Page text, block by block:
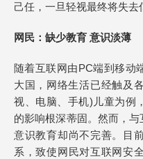
己任，一旦轻视最终将失去
网民：缺少教育 意识淡薄
随着互联网由PC端到移动
大国，网络生活已经触及
视、电脑、手机)儿童为例
的影响根深蒂固。然而，
意识教育却尚不完善。目
系，致使网民对互联网安